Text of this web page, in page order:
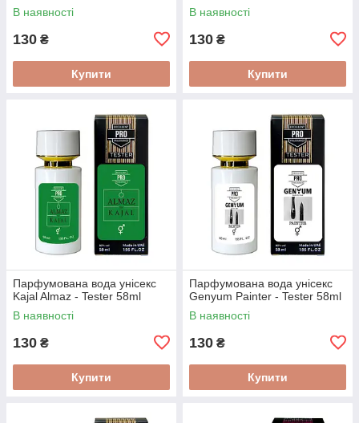
В наявності
130 ₴
Купити
В наявності
130 ₴
Купити
Парфумована вода унісекс
Kajal Almaz - Tester 58ml
В наявності
130 ₴
Купити
Парфумована вода унісекс
Genyum Painter - Tester 58ml
В наявності
130 ₴
Купити